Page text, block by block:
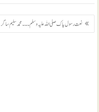
پوسٹوں
کی
نعت رسول پاک صلی اللہ علیہ وسلم ۔۔۔ محمد سلیم ساگر